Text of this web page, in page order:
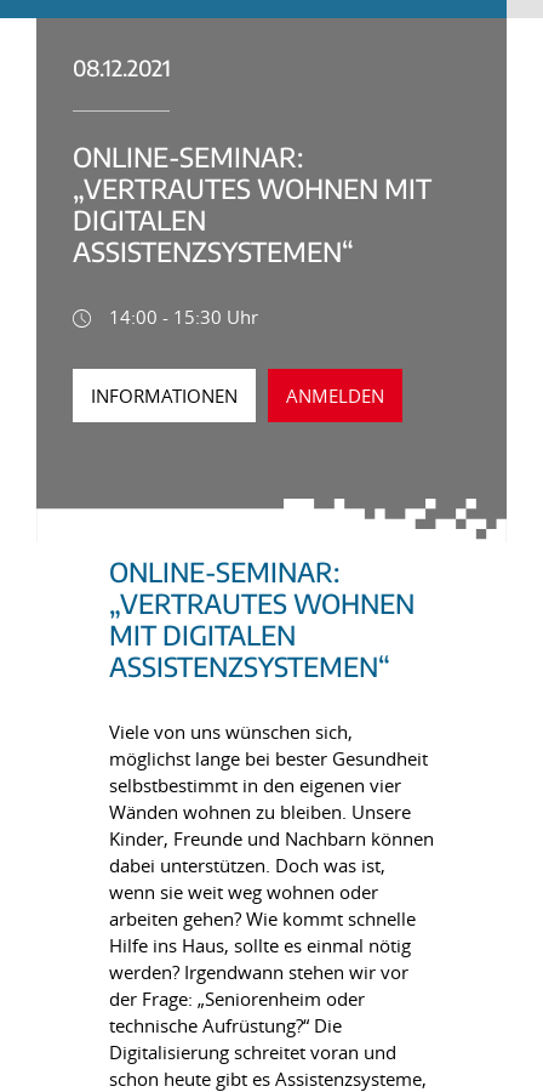
08.12.2021
ONLINE-SEMINAR:
„VERTRAUTES WOHNEN MIT
DIGITALEN
ASSISTENZSYSTEMEN“
14:00 - 15:30 Uhr
INFORMATIONEN ANMELDEN
ONLINE-SEMINAR:
„VERTRAUTES WOHNEN
MIT DIGITALEN
ASSISTENZSYSTEMEN“
Viele von uns wünschen sich,
möglichst lange bei bester Gesundheit
selbstbestimmt in den eigenen vier
Wänden wohnen zu bleiben. Unsere
Kinder, Freunde und Nachbarn können
dabei unterstützen. Doch was ist,
wenn sie weit weg wohnen oder
arbeiten gehen? Wie kommt schnelle
Hilfe ins Haus, sollte es einmal nötig
werden? Irgendwann stehen wir vor
der Frage: „Seniorenheim oder
technische Aufrüstung?“ Die
Digitalisierung schreitet voran und
schon heute gibt es Assistenzsysteme,